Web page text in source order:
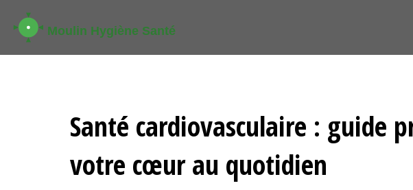
Santé cardiovasculaire : guide
votre cœur au quotidien